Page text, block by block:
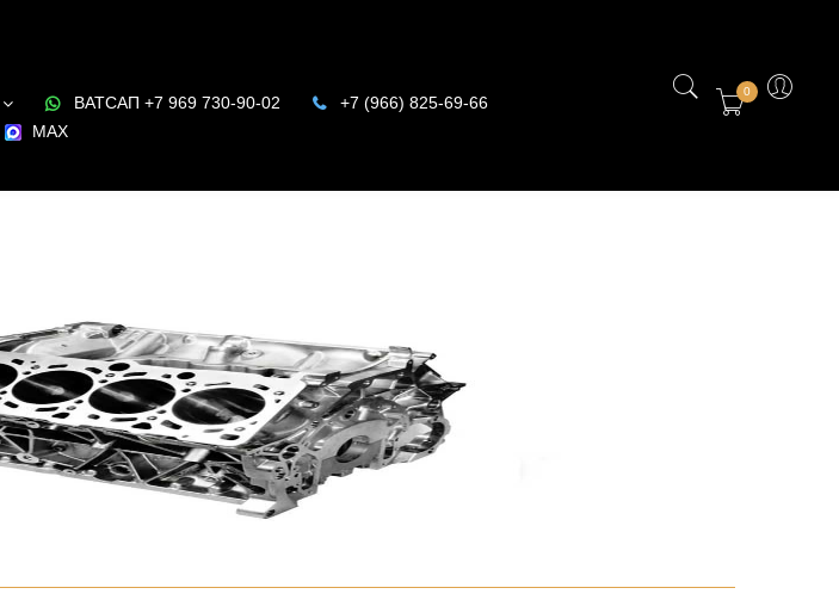
ВАТСАП +7 969 730-90-02
+7 (966) 825-69-66
MAX
0